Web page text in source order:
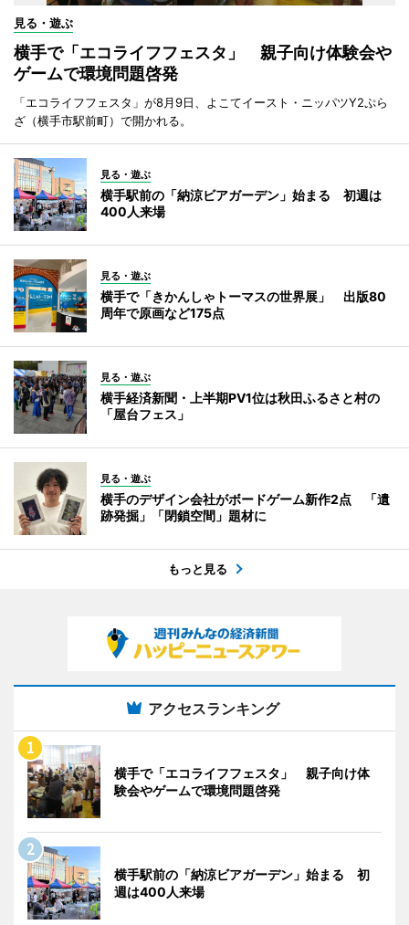
見る・遊ぶ
横手で「エコライフフェスタ」 親子向け体験会や
ゲームで環境問題啓発
「エコライフフェスタ」が8月9日、よこてイースト・ニッパツY2ぷら
ざ（横手市駅前町）で開かれる。
見る・遊ぶ
横手駅前の「納涼ビアガーデン」始まる 初週は
400人来場
見る・遊ぶ
横手で「きかんしゃトーマスの世界展」 出版80
周年で原画など175点
見る・遊ぶ
横手経済新聞・上半期PV1位は秋田ふるさと村の
「屋台フェス」
見る・遊ぶ
横手のデザイン会社がボードゲーム新作2点 「遺
跡発掘」「閉鎖空間」題材に
もっと見る
アクセスランキング
横手で「エコライフフェスタ」 親子向け体
験会やゲームで環境問題啓発
横手駅前の「納涼ビアガーデン」始まる 初
週は400人来場